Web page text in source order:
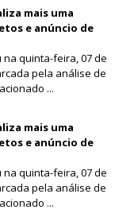
mais uma
e anúncio de
na quinta-feira, 07 de
pela análise de
...
mais uma
e anúncio de
na quinta-feira, 07 de
pela análise de
...